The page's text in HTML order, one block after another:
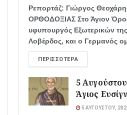
Ρεπορτάζ: Γιώργος
ΟΡΘΟΔΟΞΙΑΣ Στο Άγιον
υφυπουργός Εξωτερικών
Λοβέρδος, και ο Γερμανός
ΠΕΡΙΣΣΌΤΕΡΑ
5
Άγιος
5 ΑΥΓΟΎΣΤΟΥ,